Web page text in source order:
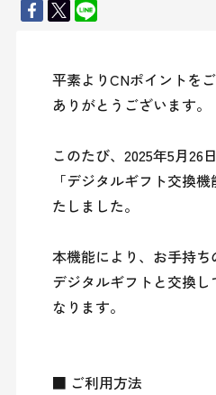
平素よりCNポイントを
ありがとうございます。
このたび、2025年5月26
「デジタルギフト交換
たしました。
本機能により、お手持
デジタルギフトと交換
なります。